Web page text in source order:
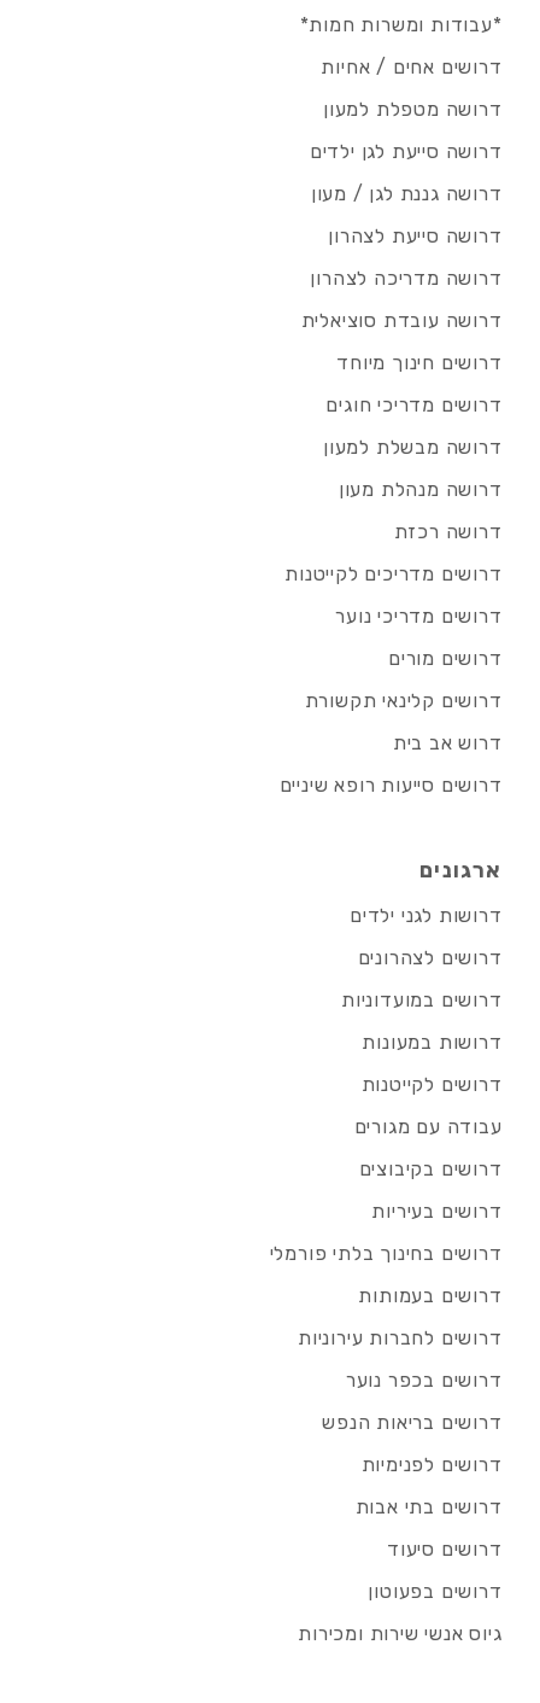
*עבודות ומשרות חמות*
דרושים אחים / אחיות
דרושה מטפלת למעון
דרושה סייעת לגן ילדים
דרושה גננת לגן / מעון
דרושה סייעת לצהרון
דרושה מדריכה לצהרון
דרושה עובדת סוציאלית
דרושים חינוך מיוחד
דרושים מדריכי חוגים
דרושה מבשלת למעון
דרושה מנהלת מעון
דרושה רכזת
דרושים מדריכים לקייטנות
דרושים מדריכי נוער
דרושים מורים
דרושים קלינאי תקשורת
דרוש אב בית
דרושים סייעות רופא שיניים
ארגונים
דרושות לגני ילדים
דרושים לצהרונים
דרושים במועדוניות
דרושות במעונות
דרושים לקייטנות
עבודה עם מגורים
דרושים בקיבוצים
דרושים בעיריות
דרושים בחינוך בלתי פורמלי
דרושים בעמותות
דרושים לחברות עירוניות
דרושים בכפר נוער
דרושים בריאות הנפש
דרושים לפנימיות
דרושים בתי אבות
דרושים סיעוד
דרושים בפעוטון
גיוס אנשי שירות ומכירות